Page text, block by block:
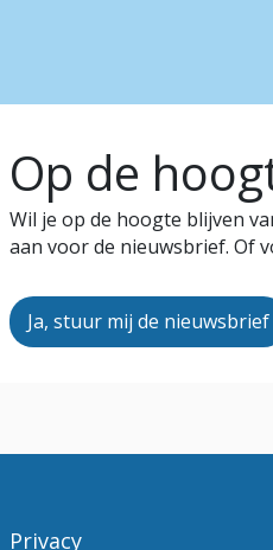
Op de
Wil je op de hoogte blijven
aan voor de nieuwsbrief. Of
Ja, stuur mij de nieuwsbrief
Privacy